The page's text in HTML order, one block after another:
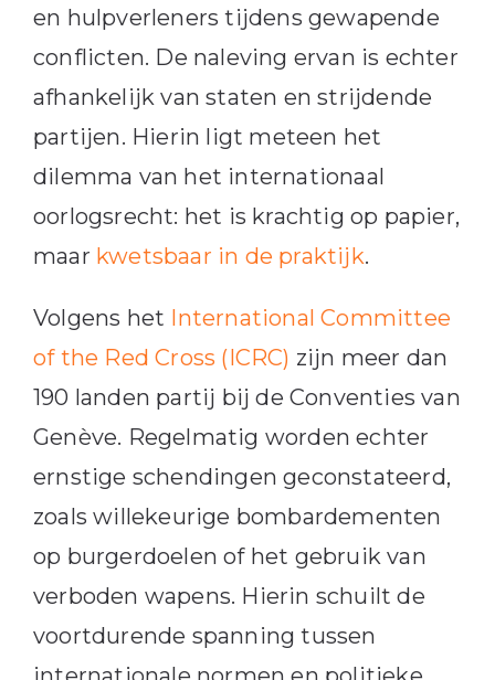
en hulpverleners tijdens gewapende
conflicten. De naleving ervan is echter
afhankelijk van staten en strijdende
partijen. Hierin ligt meteen het
dilemma van het internationaal
oorlogsrecht: het is krachtig op papier,
maar kwetsbaar in de praktijk.
Volgens het International Committee
of the Red Cross (ICRC) zijn meer dan
190 landen partij bij de Conventies van
Genève. Regelmatig worden echter
ernstige schendingen geconstateerd,
zoals willekeurige bombardementen
op burgerdoelen of het gebruik van
verboden wapens. Hierin schuilt de
voortdurende spanning tussen